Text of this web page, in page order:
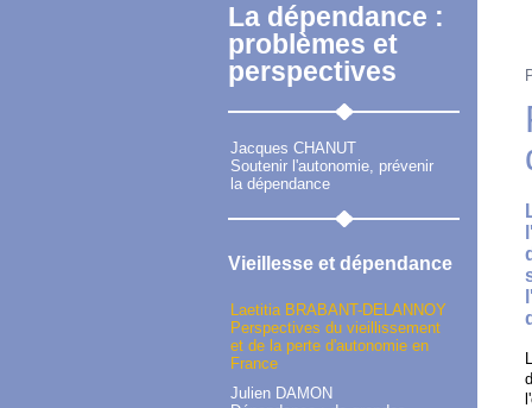
La dépendance :
problèmes et
perspectives
Jacques CHANUT
Soutenir l'autonomie, prévenir
la dépendance
Vieillesse et dépendance
Laetitia BRABANT-DELANNOY
Perspectives du vieillissement
et de la perte d'autonomie en
France
Julien DAMON